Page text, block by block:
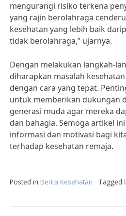
mengurangi risiko terkena
yang rajin berolahraga
kesehatan yang lebih baik
tidak berolahraga,” ujarnya.
Dengan melakukan langkah-
diharapkan masalah
dengan cara yang tepat.
untuk memberikan dukungan
generasi muda agar mereka
dan bahagia. Semoga artikel
informasi dan motivasi bagi
terhadap kesehatan remaja.
Posted in Berita Kesehatan Tagged